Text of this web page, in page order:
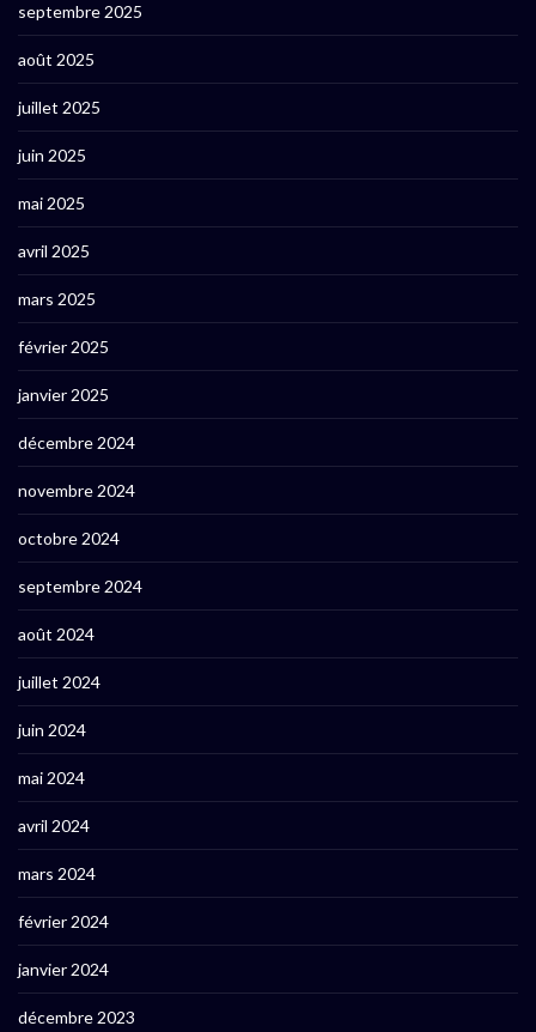
septembre 2025
août 2025
juillet 2025
juin 2025
mai 2025
avril 2025
mars 2025
février 2025
janvier 2025
décembre 2024
novembre 2024
octobre 2024
septembre 2024
août 2024
juillet 2024
juin 2024
mai 2024
avril 2024
mars 2024
février 2024
janvier 2024
décembre 2023